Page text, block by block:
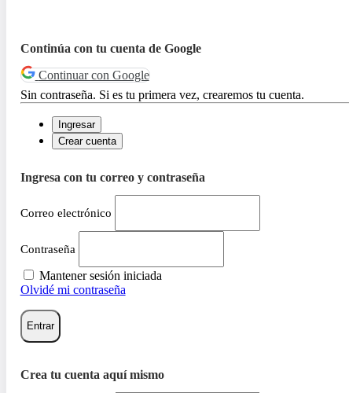
Continúa con tu cuenta de Google
Continuar con Google
Sin contraseña. Si es tu primera vez, crearemos tu cuenta.
Ingresar
Crear cuenta
Ingresa con tu correo y contraseña
Correo electrónico
Contraseña
Mantener sesión iniciada
Olvidé mi contraseña
Entrar
Crea tu cuenta aquí mismo